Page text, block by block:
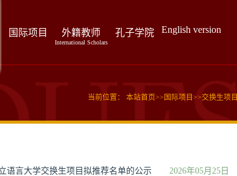
国际项目 外籍教师
International Scholars
孔子学院 English version
当前位置： 本站首页>> 国际项目 >>交换生项目
2026年05月25日
语言大学交换生项目拟推荐名单的公示